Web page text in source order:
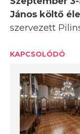
János költő
szervezett
KAPCSOLÓDÓ